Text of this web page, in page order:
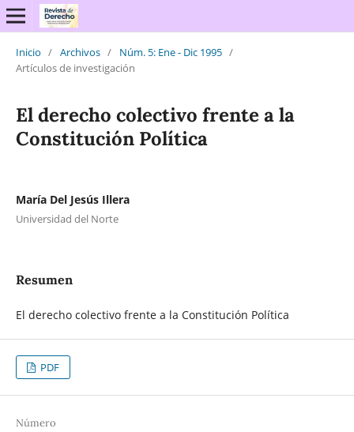
Inicio / Archivos / Núm. 5: Ene - Dic 1995 /
Artículos de investigación
El derecho colectivo frente a la
Constitución Política
María Del Jesús Illera
Universidad del Norte
Resumen
El derecho colectivo frente a la Constitución Política
PDF
Número